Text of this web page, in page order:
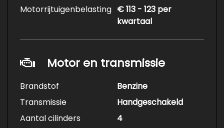
Motorrijtuigenbelasting € 113 - 123 per
kwartaal
Motor en transmissie
Brandstof
Benzine
Transmissie
Handgeschakeld
Aantal cilinders
4